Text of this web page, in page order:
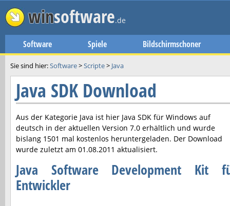
winsoftware.de
Software Spiele Bildschirmschoner
Sie sind hier:Software>Scripte> Java
Java SDK Download
Aus der Kategorie Java ist hier Java SDK für Windows auf
deutsch in der aktuellen Version 7.0 erhältlich und wurde
bislang 1501 mal kostenlos heruntergeladen. Der Download
wurde zuletzt am 01.08.2011 aktualisiert.
Java Software Development Kit
Entwickler